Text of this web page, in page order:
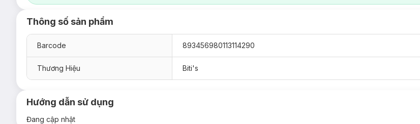
Thông số sản phẩm
Barcode 893456980113114290
Thương Hiệu Biti's
Hướng dẫn sử dụng
Đang cập nhật